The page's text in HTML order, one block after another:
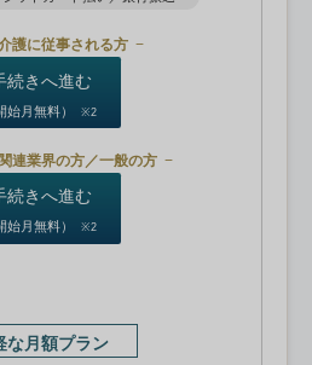
護に従事される方
続きへ進む
始月無料） ※2
連業界の方／一般の方
続きへ進む
始月無料） ※2
な月額プラン